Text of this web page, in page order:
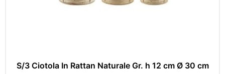
S/3 Ciotola In Rattan Naturale Gr. h 12 cm Ø 30 cm